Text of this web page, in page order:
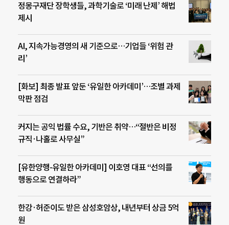
정몽구재단 장학생들, 과학기술로 ‘미래 난제’ 해법
제시
AI, 지속가능경영의 새 기준으로…기업들 ‘위험 관
리’
[화보] 최종 발표 앞둔 ‘유일한 아카데미’…조별 과제
막판 점검
커지는 공익 법률 수요, 기반은 취약…“절반은 비정
규직·나홀로 사무실”
[유한양행-유일한 아카데미] 이호영 대표 “선의를
행동으로 연결하라”
한강·허준이도 받은 삼성호암상, 내년부터 상금 5억
원